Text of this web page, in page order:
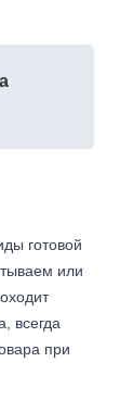
готовой
или
всегда
при